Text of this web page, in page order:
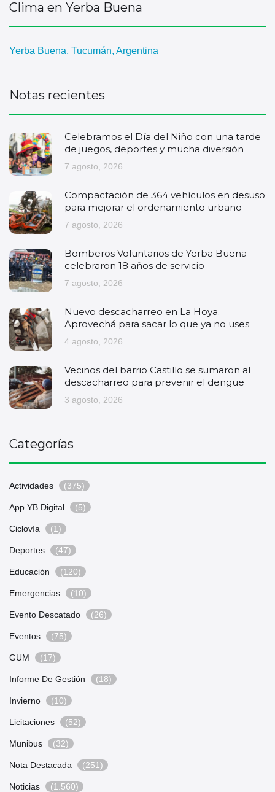
Clima en Yerba Buena
Yerba Buena, Tucumán, Argentina
Notas recientes
Celebramos el Día del Niño con una tarde
de juegos, deportes y mucha diversión
7 agosto, 2026
Compactación de 364 vehículos en desuso
para mejorar el ordenamiento urbano
7 agosto, 2026
Bomberos Voluntarios de Yerba Buena
celebraron 18 años de servicio
7 agosto, 2026
Nuevo descacharreo en La Hoya.
Aprovechá para sacar lo que ya no uses
4 agosto, 2026
Vecinos del barrio Castillo se sumaron al
descacharreo para prevenir el dengue
3 agosto, 2026
Categorías
Actividades (375)
App YB Digital (5)
Ciclovía (1)
Deportes (47)
Educación (120)
Emergencias (10)
Evento Descatado (26)
Eventos (75)
GUM (17)
Informe De Gestión (18)
Invierno (10)
Licitaciones (52)
Munibus (32)
Nota Destacada (251)
Noticias (1.560)